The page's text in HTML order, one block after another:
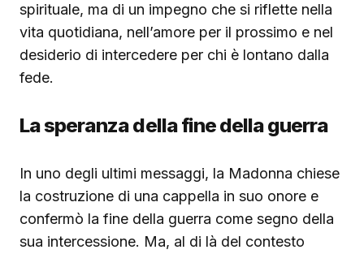
spirituale, ma di un impegno che si riflette nella
vita quotidiana, nell’amore per il prossimo e nel
desiderio di intercedere per chi è lontano dalla
fede.
La speranza della fine della guerra
In uno degli ultimi messaggi, la Madonna chiese
la costruzione di una cappella in suo onore e
confermò la fine della guerra come segno della
sua intercessione. Ma, al di là del contesto